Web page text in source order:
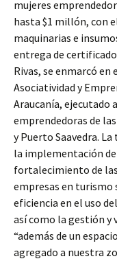
mujeres
hasta $1 millón, con
maquinarias e
entrega de
Rivas, se enmarcó
Asociatividad y
Araucanía, ejecutado
emprendedoras de
y Puerto Saavedra.
la implementación
fortalecimiento de
empresas en
eficiencia en el uso
así como la gestión y
“además de un
agregado a nuestra